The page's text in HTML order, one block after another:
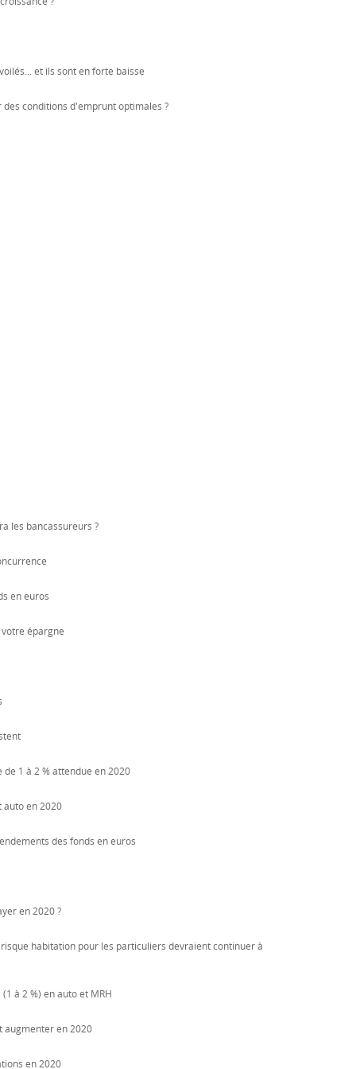
et ils sont en forte baisse
conditions d'emprunt optimales ?
les bancassureurs ?
en euros
épargne
1 à 2 % attendue en 2020
auto en 2020
des fonds en euros
en 2020 ?
habitation pour les particuliers devraient continuer à
à 2 %) en auto et MRH
augmenter en 2020
en 2020